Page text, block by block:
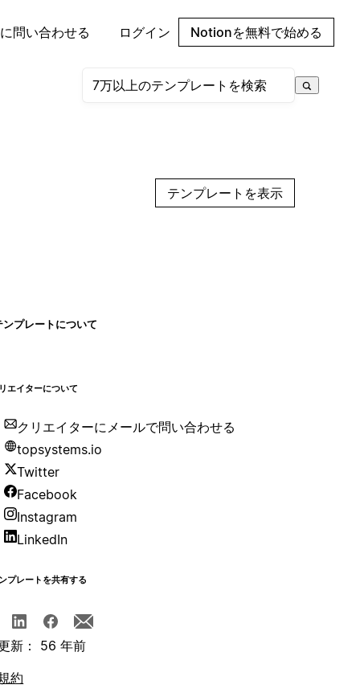
問い合わせる ログイン Notionを無料で始める
テンプレートを表示
ンプレートについて
エイターについて
クリエイターにメールで問い合わせる
topsystems.io
Twitter
Facebook
Instagram
LinkedIn
プレートを共有する
新： 56 年前
約